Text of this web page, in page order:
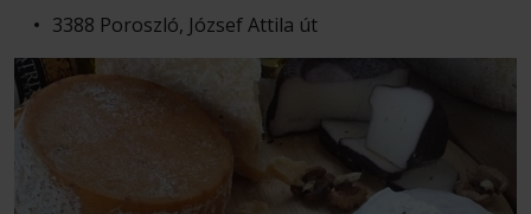
3388 Poroszló, József Attila út